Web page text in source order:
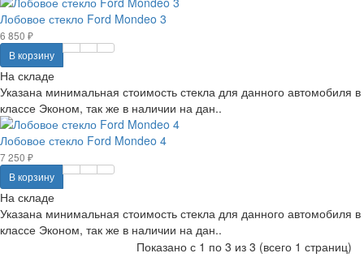
Лобовое стекло Ford Mondeo 3
6 850 ₽
В корзину
На складе
Указана минимальная стоимость стекла для данного автомобиля в
классе Эконом, так же в наличии на дан..
Лобовое стекло Ford Mondeo 4
7 250 ₽
В корзину
На складе
Указана минимальная стоимость стекла для данного автомобиля в
классе Эконом, так же в наличии на дан..
Показано с 1 по 3 из 3 (всего 1 страниц)